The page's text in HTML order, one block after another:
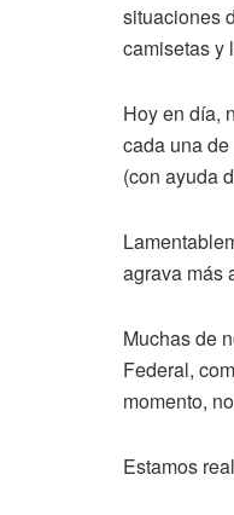
situaciones
camisetas y
Hoy en día,
cada una
(con ayuda
agrava más
Muchas de
Federal,
momento,
Estamos